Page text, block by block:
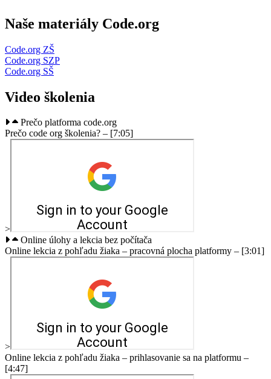
Naše materiály Code.org
Code.org ZŠ
Code.org SZP
Code.org SŠ
Video školenia
Prečo platforma code.org
Prečo code org školenia? – [7:05]
>
Online úlohy a lekcia bez počítača
Online lekcia z pohľadu žiaka – pracovná plocha platformy – [3:01]
>
Online lekcia z pohľadu žiaka – prihlasovanie sa na platformu –
[4:47]